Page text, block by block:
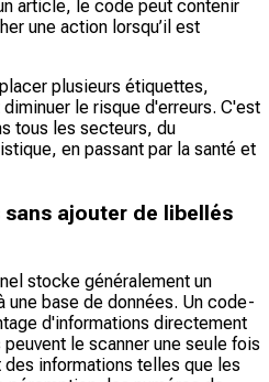
article, le code peut contenir
une action lorsqu’il est
plusieurs étiquettes,
le risque d'erreurs. C'est
tous les secteurs, du
en passant par la santé et
ajouter de libellés
stocke généralement un
une base de données. Un code-
d'informations directement
le scanner une seule fois
informations telles que les